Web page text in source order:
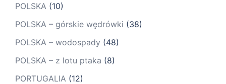
POLSKA (10)
POLSKA – górskie wędrówki (38)
POLSKA – wodospady (48)
POLSKA – z lotu ptaka (8)
PORTUGALIA (12)